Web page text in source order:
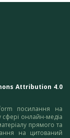
Attribution 4.0
посилання на
сфері онлайн-медіа
прямого та
на цитований